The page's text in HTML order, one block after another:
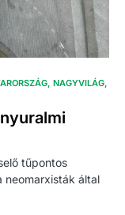
NAGYVILÁG
tűpontos
neomarxisták által